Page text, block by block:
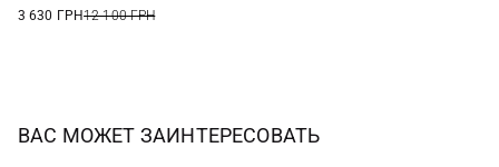
3 630 ГРН12 100 ГРН
ВАС МОЖЕТ ЗАИНТЕРЕСОВАТЬ